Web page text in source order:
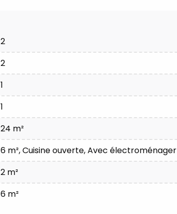
2
2
1
1
24 m²
6 m², Cuisine ouverte, Avec électroménager
2 m²
6 m²